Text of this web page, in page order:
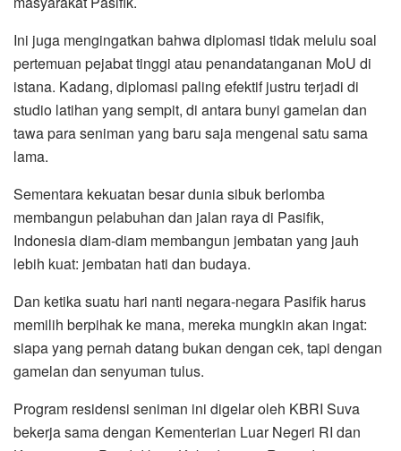
Ini juga mengingatkan bahwa diplomasi tidak melulu soal
pertemuan pejabat tinggi atau penandatanganan MoU di
istana. Kadang, diplomasi paling efektif justru terjadi di
studio latihan yang sempit, di antara bunyi gamelan dan
tawa para seniman yang baru saja mengenal satu sama
lama.
Sementara kekuatan besar dunia sibuk berlomba
membangun pelabuhan dan jalan raya di Pasifik,
Indonesia diam-diam membangun jembatan yang jauh
lebih kuat: jembatan hati dan budaya.
Dan ketika suatu hari nanti negara-negara Pasifik harus
memilih berpihak ke mana, mereka mungkin akan ingat:
siapa yang pernah datang bukan dengan cek, tapi dengan
gamelan dan senyuman tulus.
Program residensi seniman ini digelar oleh KBRI Suva
bekerja sama dengan Kementerian Luar Negeri RI dan